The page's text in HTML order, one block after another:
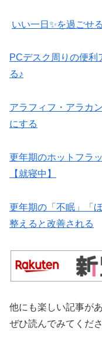
いい一日✨を過ごせ
PCデスク周りの便利
る♪
アラフィフ・アラカ
にする
更年期のホットフラ
【就寝中】
更年期の「不眠」「
整えると改善される
他にも楽しい記事があ
ぜひ読んでみてくだ